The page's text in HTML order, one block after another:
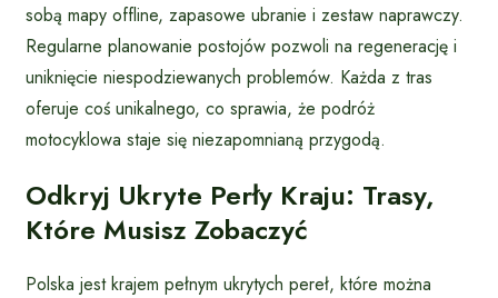
sobą mapy offline, zapasowe ubranie i zestaw naprawczy.
Regularne planowanie postojów pozwoli na regenerację i
uniknięcie niespodziewanych problemów. Każda z tras
oferuje coś unikalnego, co sprawia, że podróż
motocyklowa staje się niezapomnianą przygodą.
Odkryj Ukryte Perły Kraju: Trasy,
Które Musisz Zobaczyć
Polska jest krajem pełnym ukrytych pereł, które można